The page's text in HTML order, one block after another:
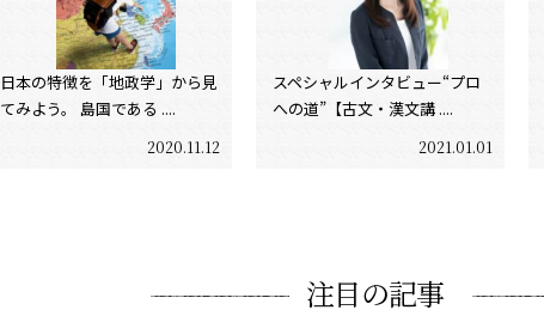
日本の特徴を「地政学」から見
てみよう。 島国である ....
2020.11.12
スペシャルインタビュー“プロ
への道”【古文・漢文講 ....
2021.01.01
注目の記事